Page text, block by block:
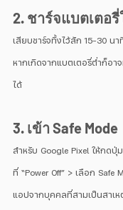
2. ชาร์จแบตเตอรี่
เสียบชาร์จทิ้งไว้สัก 15-30 น
หากเกิดจากแบตเตอรี่ต่ำก็อา
ได้
3. เข้า Safe Mode
สำหรับ Google Pixel ให้กดปุ่
ที่ “Power Off” > เลือก Safe
แอปจากบุคคลที่สามเป็นสาเ